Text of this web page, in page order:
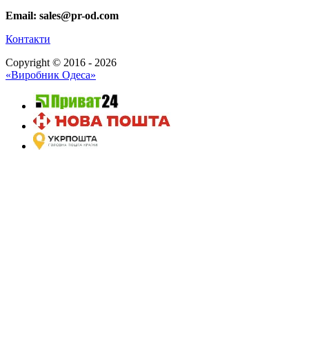
Email: sales@pr-od.com
Контакти
Copyright © 2016 - 2026
«Виробник Одеса»